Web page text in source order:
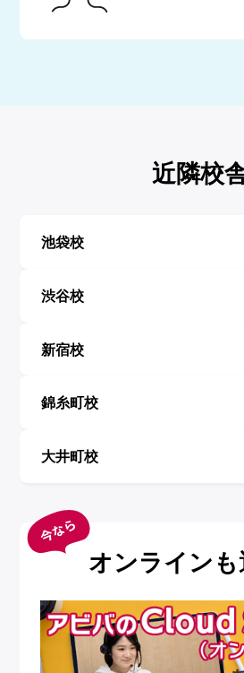
近隣校
池袋校
渋谷校
新宿校
錦糸町校
大井町校
オンライン